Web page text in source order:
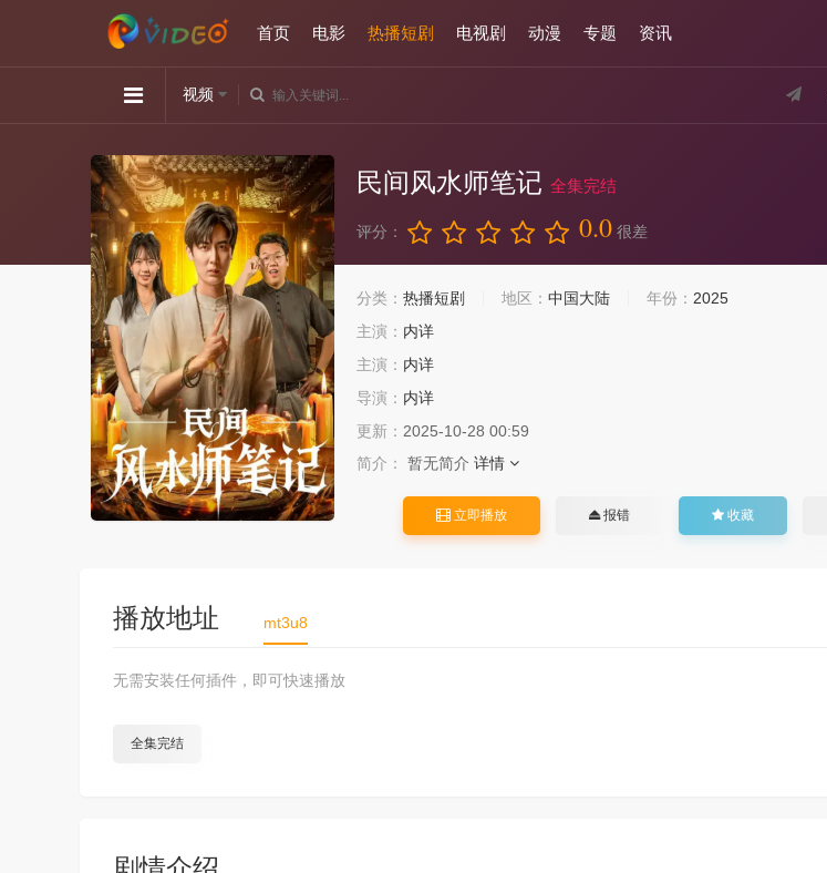
首页 电影 热播短剧 电视剧 动漫 专题 资讯
视频
民间风水师笔记 全集完结
评分： 0.0 很差
分类： 热播短剧 地区： 中国大陆 年份： 2025
主演： 内详
主演： 内详
导演： 内详
更新： 2025-10-28 00:59
简介：
暂无简介 详情
立即播放 报错 收藏
播放地址 mt3u8
无需安装任何插件，即可快速播放
全集完结